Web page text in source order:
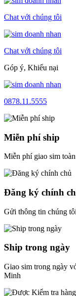
Chat với chúng tôi
Chat với chúng tôi
Góp ý, Khiếu nại
0878.11.5555
Miễn phí ship
Miễn phí giao sim
Đăng ký chính
Gửi thông tin chúng
Ship trong ngày
Giao sim trong ngày
Minh